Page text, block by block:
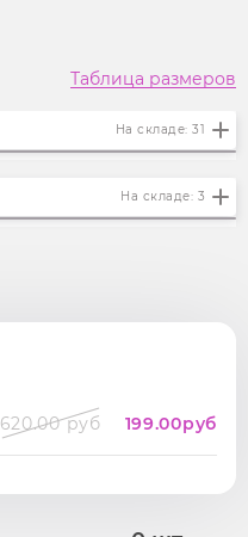
Таблица размеров
На складе: 31
На складе: 3
620.00 руб 199.00руб